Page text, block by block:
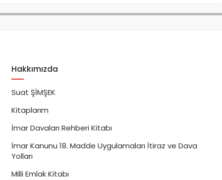
Hakkımızda
Suat ŞİMŞEK
Kitaplarım
İmar Davaları Rehberi Kitabı
İmar Kanunu 18. Madde Uygulamaları İtiraz ve Dava
Yolları
Milli Emlak Kitabı